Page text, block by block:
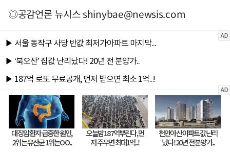
◎공감언론 뉴시스shinybae@newsis.com